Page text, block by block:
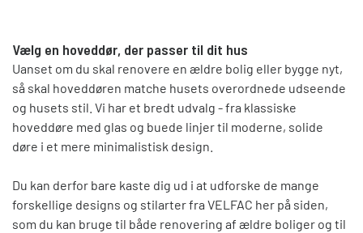
Vælg en hoveddør, der passer til dit hus
Uanset om du skal renovere en ældre bolig eller bygge nyt,
så skal hoveddøren matche husets overordnede udseende
og husets stil. Vi har et bredt udvalg - fra klassiske
hoveddøre med glas og buede linjer til moderne, solide
døre i et mere minimalistisk design.
Du kan derfor bare kaste dig ud i at udforske de mange
forskellige designs og stilarter fra VELFAC her på siden,
som du kan bruge til både renovering af ældre boliger og til